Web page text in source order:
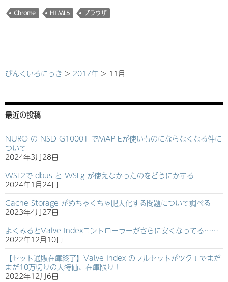
Chrome HTML5 ブラウザ
ぴんくいろにっき > 2017年 > 11月
最近の投稿
NURO の NSD-G1000T でMAP-Eが使いものにならなくなる件に
ついて
2024年3月28日
WSL2で dbus と WSLg が使えなかったのをどうにかする
2024年1月24日
Cache Storage がめちゃくちゃ肥大化する問題について調べる
2023年4月27日
よくみるとValve Indexコントローラーがさらに安くなってる……
2022年12月10日
【セット通販在庫終了】Valve Index のフルセットがツクモでまだ
まだ10万切りの大特価、在庫限り！
2022年12月6日